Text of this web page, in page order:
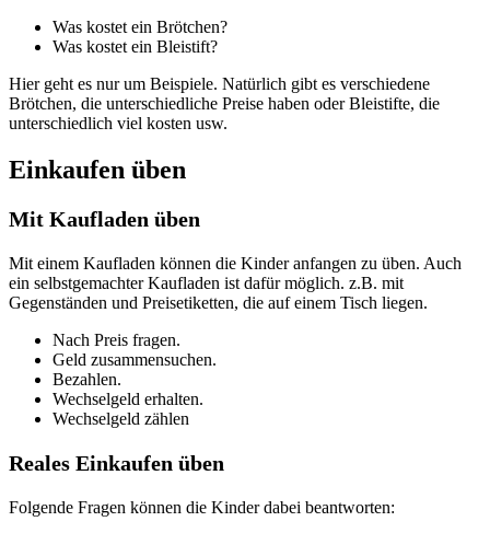
Was kostet ein Brötchen?
Was kostet ein Bleistift?
Hier geht es nur um Beispiele. Natürlich gibt es verschiedene
Brötchen, die unterschiedliche Preise haben oder Bleistifte, die
unterschiedlich viel kosten usw.
Einkaufen üben
Mit Kaufladen üben
Mit einem Kaufladen können die Kinder anfangen zu üben. Auch
ein selbstgemachter Kaufladen ist dafür möglich. z.B. mit
Gegenständen und Preisetiketten, die auf einem Tisch liegen.
Nach Preis fragen.
Geld zusammensuchen.
Bezahlen.
Wechselgeld erhalten.
Wechselgeld zählen
Reales Einkaufen üben
Folgende Fragen können die Kinder dabei beantworten: